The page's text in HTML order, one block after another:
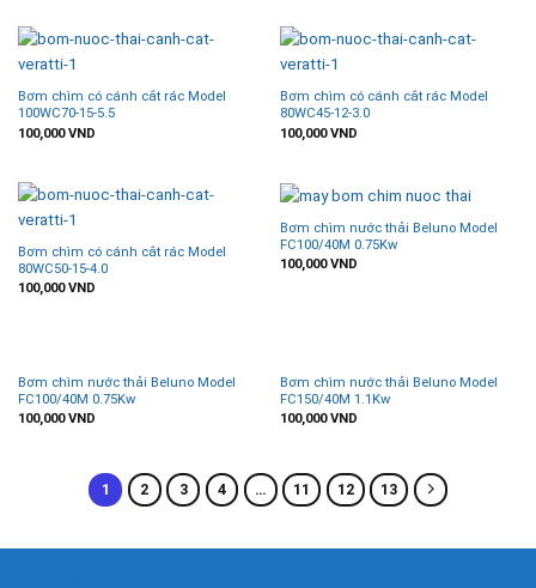
Bơm chìm có cánh cắt rác Model
100WC70-15-5.5
100,000VND
Bơm chìm có cánh cắt rác Model
80WC45-12-3.0
100,000VND
Bơm chìm có cánh cắt rác Model
80WC50-15-4.0
100,000VND
Bơm chìm nước thải Beluno Model
FC100/40M 0.75Kw
100,000VND
Bơm chìm nước thải Beluno Model
FC100/40M 0.75Kw
100,000VND
Bơm chìm nước thải Beluno Model
FC150/40M 1.1Kw
100,000VND
1 2 3 4 … 11 12 13